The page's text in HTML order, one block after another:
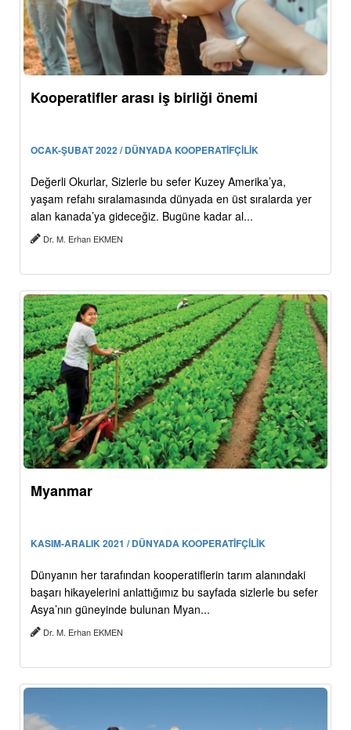
Kooperatifler arası iş birliği önemi
OCAK-ŞUBAT 2022 / DÜNYADA KOOPERATİFÇİLİK
Değerli Okurlar, Sizlerle bu sefer Kuzey Amerika’ya,
yaşam refahı sıralamasında dünyada en üst sıralarda yer
alan kanada’ya gideceğiz. Bugüne kadar al...
Dr. M. Erhan EKMEN
Myanmar
KASIM-ARALIK 2021 / DÜNYADA KOOPERATİFÇİLİK
Dünyanın her tarafından kooperatiflerin tarım alanındaki
başarı hikayelerini anlattığımız bu sayfada sizlerle bu sefer
Asya’nın güneyinde bulunan Myan...
Dr. M. Erhan EKMEN